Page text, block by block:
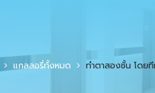
แกลลอรี่ทั้งหมด ทำตาสองชั้น โดย